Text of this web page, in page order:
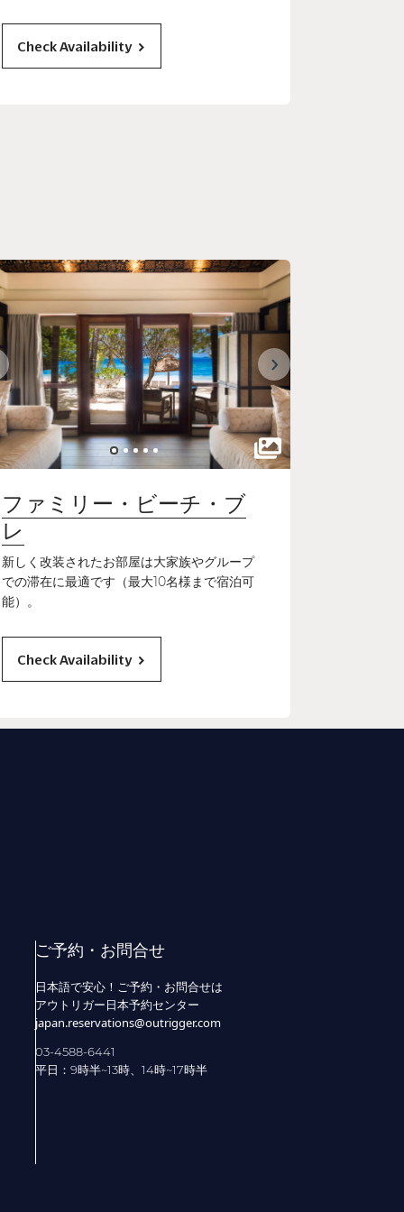
Check Availability
ファミリー・ビーチ・ブ
レ
新しく改装されたお部屋は大家族やグループ
での滞在に最適です（最大10名様まで宿泊可
能）。
Check Availability
ご予約・お問合せ
日本語で安心！ご予約・お問合せは
アウトリガー日本予約センター
japan.reservations@outrigger.com
03-4588-6441
平日：9時半~13時、14時~17時半